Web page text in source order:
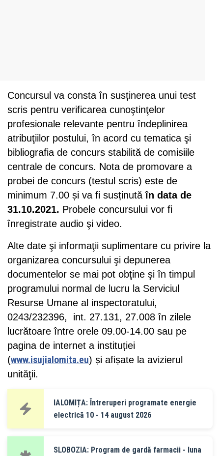
Concursul va consta în susținerea unui test
scris pentru verificarea cunoştinţelor
profesionale relevante pentru îndeplinirea
atribuţiilor postului, în acord cu tematica şi
bibliografia de concurs stabilită de comisiile
centrale de concurs. Nota de promovare a
probei de concurs (testul scris) este de
minimum 7.00 și va fi susținutăîn data de
31.10.2021. Probele concursului vor fi
înregistrate audio şi video.
Alte date şi informaţii suplimentare cu privire la
organizarea concursului şi depunerea
documentelor se mai pot obţine şi în timpul
programului normal de lucru la Serviciul
Resurse Umane al inspectoratului,
0243/232396, int. 27.131, 27.008 în zilele
lucrătoare între orele 09.00-14.00 sau pe
pagina de internet a instituției
(www.isujialomita.eu) și afișate la avizierul
unităţii.
IALOMIȚA: Întreruperi programate energie
electrică 10 - 14 august 2026
SLOBOZIA: Program de gardă farmacii - luna